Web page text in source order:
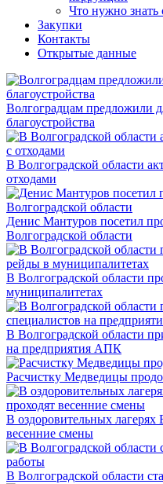
Что нужно знать
Закупки
Контакты
Открытые данные
Волгоградцам предложили
благоустройства
В Волгоградской области
отходами
Денис Мантуров посетил
Волгоградской области
В Волгоградской области
муниципалитетах
В Волгоградской области
на предприятия АПК
Расчистку Медведицы
В оздоровительных лагерях
весенние смены
В Волгоградской области